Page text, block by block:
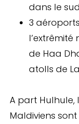
dans le
3
l’extrêmité
de Haa
atolls de
A part Hulhule,
Maldiviens